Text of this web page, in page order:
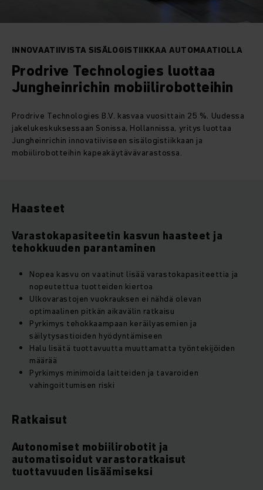
INNOVAATIIVISTA SISÄLOGISTIIKKAA AUTOMAATIOLLA
Prodrive Technologies luottaa
Jungheinrichin mobiilirobotteihin
Prodrive Technologies B.V. kasvaa vuosittain 25 %. Uudessa
jakelukeskuksessaan Sonissa, Hollannissa, yritys luottaa
Jungheinrichin innovatiiviseen sisälogistiikkaan ja
mobiilirobotteihin kapeakäytävävarastossa.
Haasteet
Varastokapasiteetin kasvun haasteet ja
tehokkuuden parantaminen
Nopea kasvu on vaatinut lisää varastokapasiteettia ja
nopeutettua tuotteiden kiertoa
Ulkovarastojen vuokrauksen ei nähdä olevan
optimaalinen pitkän aikavälin ratkaisu
Pyrkimys tehokkaampaan keräilyasemien ja
säilytysastioiden hyödyntämiseen
Halu lisätä tuottavuutta muuttamatta työntekijöiden
määrää
Pyrkimys minimoida laitteiden ja tavaroiden
vahingoittumisen riski
Ratkaisut
Autonomiset mobiilirobotit ja
automatisoidut varastoratkaisut
tuottavuuden lisäämiseksi